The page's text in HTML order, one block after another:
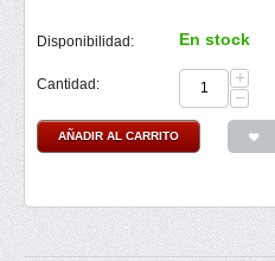
Disponibilidad: En stock
Cantidad:
+
−
AÑADIR AL CARRITO